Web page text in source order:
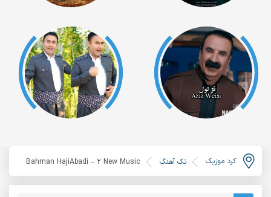
کرد موزیک تک آهنگ Bahman HajiAbadi – 2 New Music